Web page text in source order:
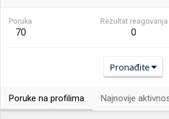
Poruka
70
Rezultat reagovanja
0
Pronađite
Poruke na profilima Najnovije